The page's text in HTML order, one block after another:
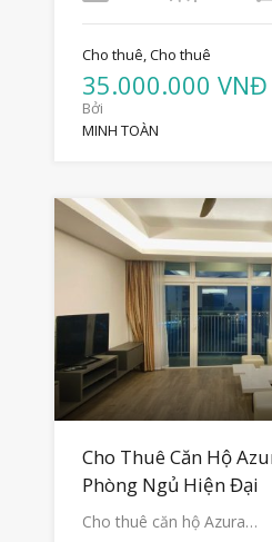
Cho thuê, Cho thuê
35.000.000 VNĐ
Bởi
MINH TOÀN
Cho Thuê Căn Hộ
Phòng Ngủ Hiện Đại
Cho thuê căn hộ Azura…